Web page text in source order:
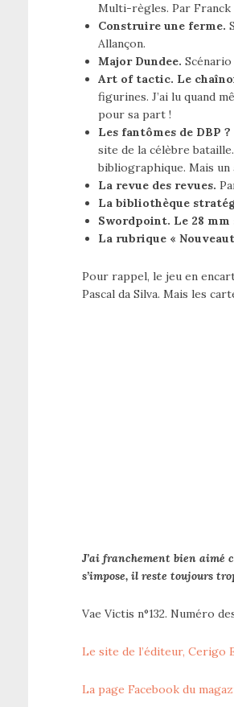
Multi-règles. Par Franck
Construire une ferme.
Allançon.
Major Dundee. Scénario
Art of tactic. Le
figurines. J’ai lu quand
pour sa part !
Les fantômes de DBP
site de la célèbre
bibliographique. Mais un
La revue des revues.
La bibliothèque
Swordpoint. Le 28
La rubrique «
Pour rappel, le jeu en
Pascal da Silva. Mais les
J’ai franchement bien aimé
s’impose, il reste toujours
Vae Victis n°132. Numéro
Le site de l’éditeur, Cerigo
La page Facebook du